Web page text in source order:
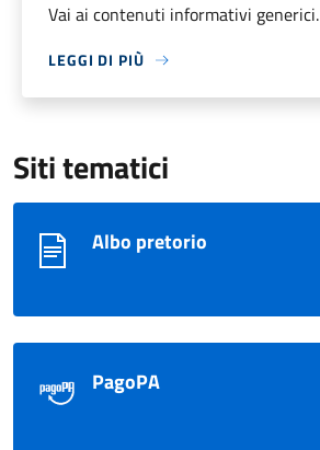
Vai ai contenuti informativi generici.
LEGGI DI PIÙ
Siti tematici
Albo pretorio
PagoPA